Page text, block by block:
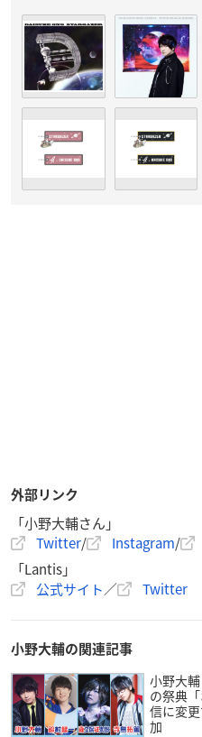
外部リンク
「小野大輔さん」
Twitter/ Instagram/
「Lantis」
公式サイト／ Twitter
小野大輔の関連記事
小野大
の祭典
信に変
加